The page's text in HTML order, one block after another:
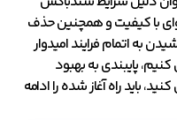
با کیفیت و همچنین حذف
به اتمام فرایند امیدوار
پایبندی به بهبود
باید راه آغاز شده را ادامه